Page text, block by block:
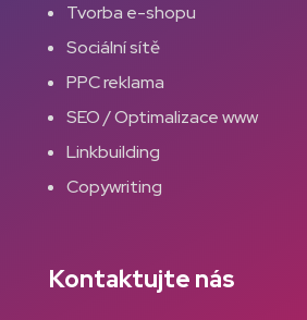
Tvorba e-shopu
Sociální sítě
PPC reklama
SEO / Optimalizace www
Linkbuilding
Copywriting
Kontaktujte nás